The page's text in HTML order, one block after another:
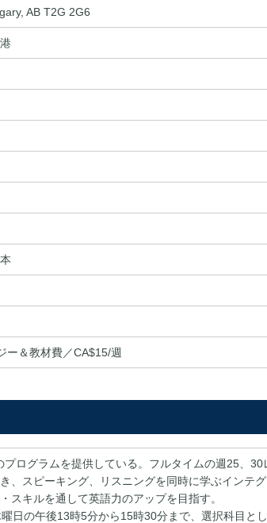
AB T2G 2G6
ー＆教材費／CA$15/週
ログラムを提供している。フルタイムの週25、
、スピーキング、リスニングを同時に学ぶインテ
スキルを通して英語力のアップを目指す。
日の午後13時5分から15時30分まで、選択科目と